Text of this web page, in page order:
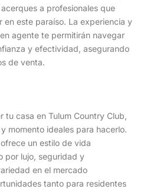
a profesionales que
en este paraíso. La experiencia y
agente te permitirán navegar
y efectividad, asegurando
de venta.
tu casa en Tulum Country Club,
momento ideales para hacerlo.
un estilo de vida
por lujo, seguridad y
en el mercado
tanto para residentes